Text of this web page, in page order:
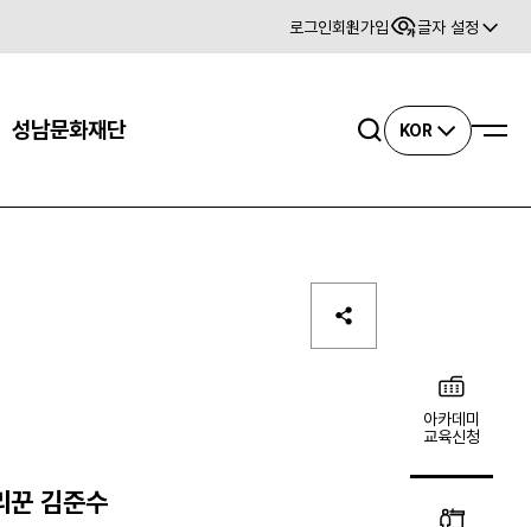
성남문화재단
로그인회원가입 글자 설정
검색KOR
김준수
아카데미
교육신청